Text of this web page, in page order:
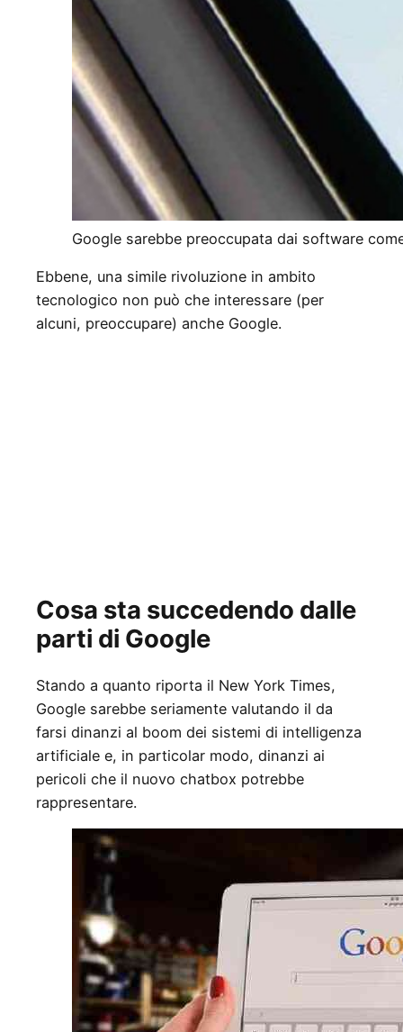
Google sarebbe preoccupata dai software
Ebbene, una simile rivoluzione in ambito
tecnologico non può che interessare (per
alcuni, preoccupare) anche Google.
Cosa sta succedendo dalle
parti di Google
Stando a quanto riporta il New York Times,
Google sarebbe seriamente valutando il da
farsi dinanzi al boom dei sistemi di intelligenza
artificiale e, in particolar modo, dinanzi ai
pericoli che il nuovo chatbox potrebbe
rappresentare.